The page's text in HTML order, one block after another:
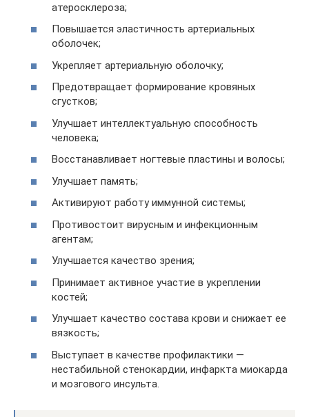
атеросклероза;
Повышается эластичность артериальных
оболочек;
Укрепляет артериальную оболочку;
Предотвращает формирование кровяных
сгустков;
Улучшает интеллектуальную способность
человека;
Восстанавливает ногтевые пластины и волосы;
Улучшает память;
Активируют работу иммунной системы;
Противостоит вирусным и инфекционным
агентам;
Улучшается качество зрения;
Принимает активное участие в укреплении
костей;
Улучшает качество состава крови и снижает ее
вязкость;
Выступает в качестве профилактики —
нестабильной стенокардии, инфаркта миокарда
и мозгового инсульта.